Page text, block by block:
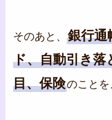
そのあと、銀行通
ド、自動引き
目、保険のことを